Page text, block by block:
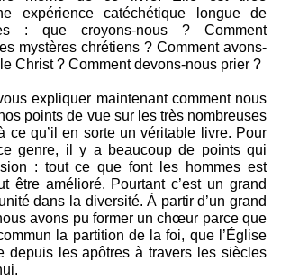
expérience catéchétique longue de
: que croyons-nous ? Comment
mystères chrétiens ? Comment avons-
Christ ? Comment devons-nous prier ?
expliquer maintenant comment nous
points de vue sur les très nombreuses
ce qu’il en sorte un véritable livre. Pour
genre, il y a beaucoup de points qui
: tout ce que font les hommes est
être amélioré. Pourtant c’est un grand
dans la diversité. À partir d’un grand
avons pu former un chœur parce que
la partition de la foi, que l’Église
depuis les apôtres à travers les siècles